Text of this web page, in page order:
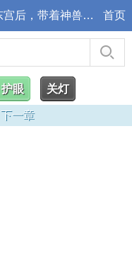
第121章 ，朋友和亲人_搬空东宫后，带着神兽去开荒 首页
护眼 关灯
下一章